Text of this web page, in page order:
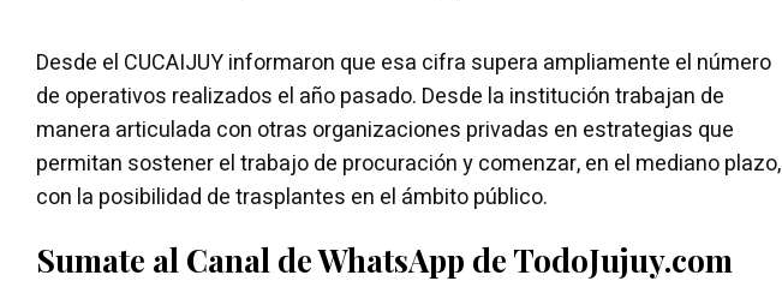
Desde el CUCAIJUY informaron que esa cifra supera ampliamente el número
de operativos realizados el año pasado. Desde la institución trabajan de
manera articulada con otras organizaciones privadas en estrategias que
permitan sostener el trabajo de procuración y comenzar, en el mediano plazo,
con la posibilidad de trasplantes en el ámbito público.
Sumate al Canal de WhatsApp de TodoJujuy.com